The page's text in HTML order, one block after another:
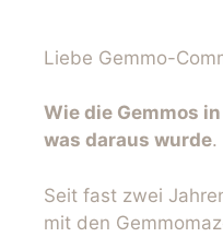
Liebe Gemmo-
Wie die Gemmos
was daraus wurde.
Seit fast zwei
mit den